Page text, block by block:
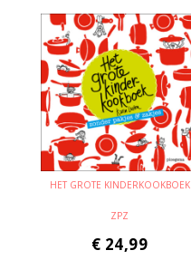
HET GROTE KINDERKOOKBOEK
ZPZ
€ 24,99